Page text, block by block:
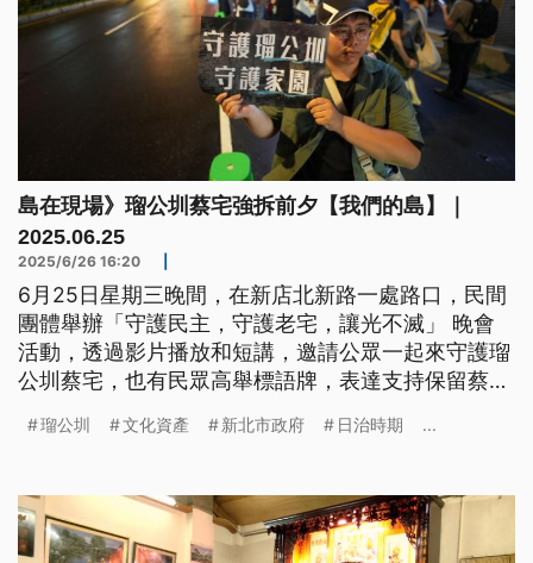
願景的關鍵 。
島在現場》瑠公圳蔡宅強拆前夕【我們的島】｜
2025.06.25
2025/6/26 16:20
6月25日星期三晚間，在新店北新路一處路口，民間
團體舉辦「守護民主，守護老宅，讓光不滅」 晚會
活動，透過影片播放和短講，邀請公眾一起來守護瑠
公圳蔡宅，也有民眾高舉標語牌，表達支持保留蔡宅
瑠公圳 文化資產 新北市政府 日治時期 ...